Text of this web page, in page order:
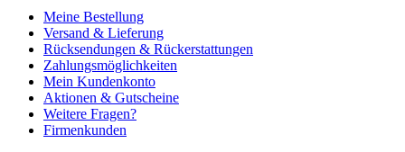
Meine Bestellung
Versand & Lieferung
Rücksendungen & Rückerstattungen
Zahlungsmöglichkeiten
Mein Kundenkonto
Aktionen & Gutscheine
Weitere Fragen?
Firmenkunden